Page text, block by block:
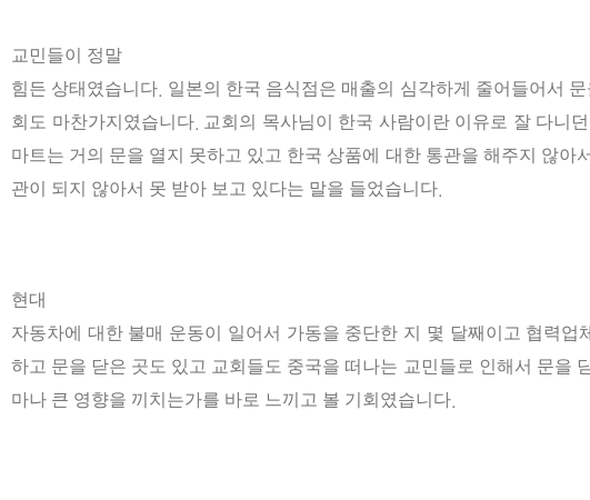
교민들이
정말
힘든 상태였습니다 일본의 한국 음식점은 매출의 심각하게 줄어들어서 문
회도 마찬가지였습니다. 교회의 목사님이 한국 사람이란 이유로 잘 다니던
마트는 거의 문을 열지 못하고 있고 한국 상품에 대한 통관을 해주지 않아서
관이
되지 않아서 못 받아 보고 있다는 말을 들었습니다
현대
자동차에 대한 불매 운동이 일어서 가동을 중단한 지 몇 달째이고 협력업
하고 문을 닫은 곳도 있고 교회들도 중국을 떠나는 교민들로 인해서 문을
마나 큰 영향을 끼치는가를 바로 느끼고 볼 기회였습니다